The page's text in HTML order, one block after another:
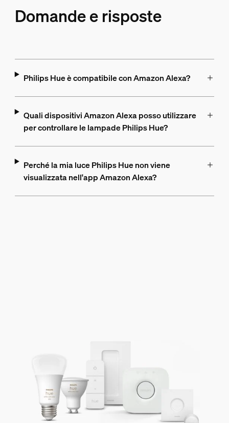
Domande e risposte
Philips Hue è compatibile con Amazon Alexa?
Quali dispositivi Amazon Alexa posso utilizzare
per controllare le lampade Philips Hue?
Perché la mia luce Philips Hue non viene
visualizzata nell'app Amazon Alexa?